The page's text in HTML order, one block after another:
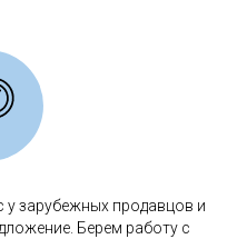
зарубежных продавцов и
Берем работу с